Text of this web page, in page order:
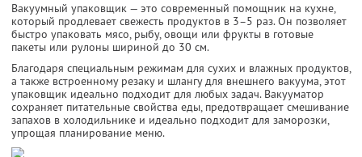
Вакуумный упаковщик — это современный помощник на кухне,
который продлевает свежесть продуктов в 3–5 раз. Он позволяет
быстро упаковать мясо, рыбу, овощи или фрукты в готовые
пакеты или рулоны шириной до 30 см.
Благодаря специальным режимам для сухих и влажных продуктов,
а также встроенному резаку и шлангу для внешнего вакуума, этот
упаковщик идеально подходит для любых задач. Вакууматор
сохраняет питательные свойства еды, предотвращает смешивание
запахов в холодильнике и идеально подходит для заморозки,
упрощая планирование меню.